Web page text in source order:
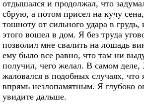
отдышался и продолжал, что
сбрую, а потом присел на кучу
тошноту от сильного удара в грудь,
этого вошел в дом. Я без труда
позволил мне свалить на лошадь
ему было все равно, что там ни
получил, чего желал. В самом деле,
жаловался в подобных случаях, что
впрямь незлопамятным. Я глубоко
увидите дальше.